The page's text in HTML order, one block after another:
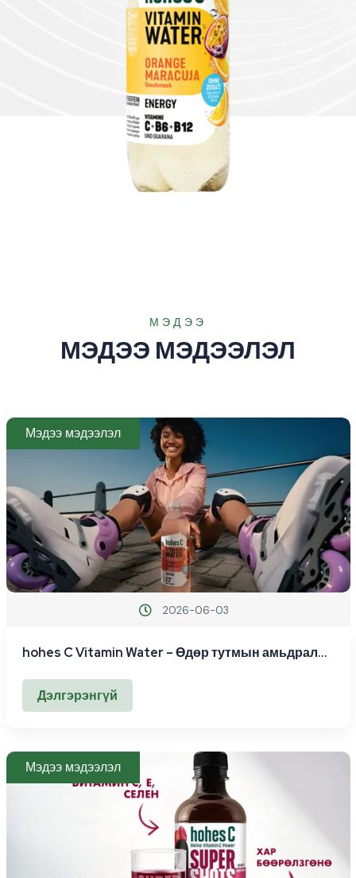
МЭДЭЭ
МЭДЭЭ МЭДЭЭЛЭЛ
Мэдээ мэдээлэл
2026-06-03
hohes C Vitamin Water – Өдөр тутмын амьдралд
Дэлгэрэнгүй
Мэдээ мэдээлэл